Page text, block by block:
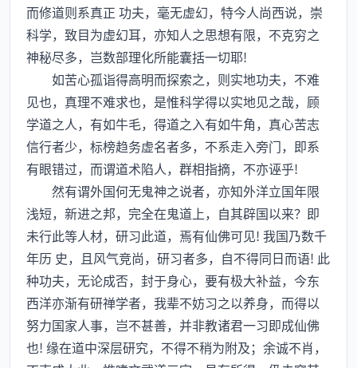
而修道则系真正 功夫，毫无虚幻，特今人尚西说，崇
科学，致目为虚幻耳，亦知人之思想有限，不克穷之
神秘尽多，岂数部理化所能囊括一切耶!
如苦心孤诣得高明而探索之，则实地功夫，不难
见也，真理不难求也，是惟科学得以实地见之哉，顾
学道之人，有如牛毛，得道之入有如牛角，真心苦志
信行者少，标榜趋务虚名者多，不系走入旁门，即系
有眼错过，而谓道术陷人，群相指摘，不亦诬乎!
然有谓外国何无鬼神之说者，亦知外洋立国年限
浅短，新进之邦，完全在鬼道上，自其辟国以来？即
未行此等人材，研习此道，焉有仙佛可见! 我国乃数千
年历 史，且风气竞尚，研习者多，自不得同日而语! 此
种功夫，无论成否，封于身心，要有极大补益，今东
西洋亦渐有研禅学者，我辈不妨习之以养身，而得以
努力国家人事，岂不甚善，并非教诸君一习即成仙佛
也! 缘在道中深层研究，不得不稍为附及；余诚不肖，